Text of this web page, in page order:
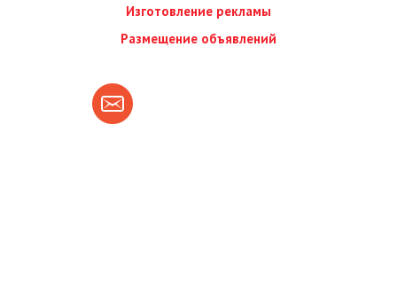
Изготовление рекламы
Размещение объявлений